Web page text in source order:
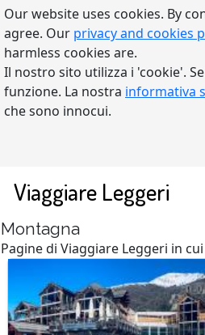
Our website uses cookies. By
agree. Our privacy and cookies
harmless cookies are.
Il nostro sito utilizza i 'cookie'.
funzione. La nostra informativa
che sono innocui.
Viaggiare Leggeri
Montagna
Pagine di Viaggiare Leggeri in